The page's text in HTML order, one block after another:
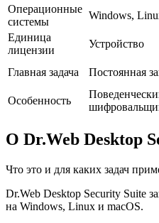
Операционные
системы
Windows,
Единица
лицензии
Устройство
Главная задача Постоянная
Особенность
О Dr.Web Desktop
Что это и для каких задач
Dr.Web Desktop Security Suite
на Windows, Linux и macOS.